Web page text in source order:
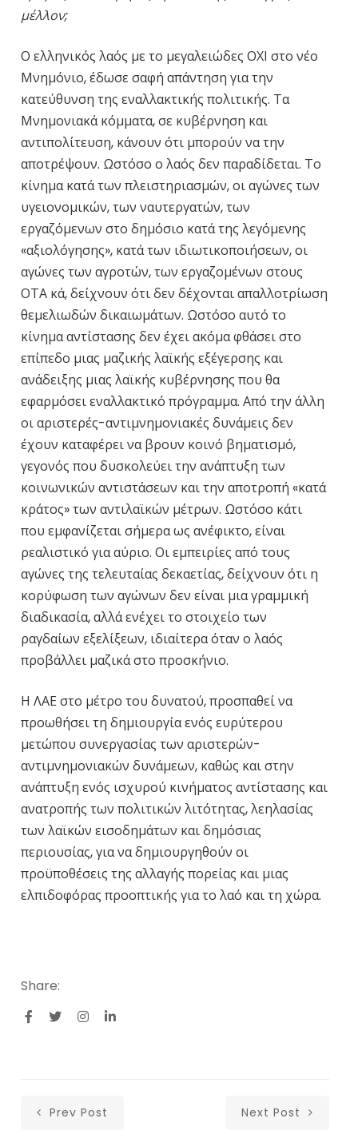
μέλλον;
Ο ελληνικός λαός με το μεγαλειώδες ΟΧΙ στο νέο
Μνημόνιο, έδωσε σαφή απάντηση για την
κατεύθυνση της εναλλακτικής πολιτικής. Τα
Μνημονιακά κόμματα, σε κυβέρνηση και
αντιπολίτευση, κάνουν ότι μπορούν να την
αποτρέψουν. Ωστόσο ο λαός δεν παραδίδεται. Το
κίνημα κατά των πλειστηριασμών, οι αγώνες των
υγειονομικών, των ναυτεργατών, των
εργαζόμενων στο δημόσιο κατά της λεγόμενης
«αξιολόγησης», κατά των ιδιωτικοποιήσεων, οι
αγώνες των αγροτών, των εργαζομένων στους
ΟΤΑ κά, δείχνουν ότι δεν δέχονται απαλλοτρίωση
θεμελιωδών δικαιωμάτων. Ωστόσο αυτό το
κίνημα αντίστασης δεν έχει ακόμα φθάσει στο
επίπεδο μιας μαζικής λαϊκής εξέγερσης και
ανάδειξης μιας λαϊκής κυβέρνησης που θα
εφαρμόσει εναλλακτικό πρόγραμμα. Από την άλλη
οι αριστερές-αντιμνημονιακές δυνάμεις δεν
έχουν καταφέρει να βρουν κοινό βηματισμό,
γεγονός που δυσκολεύει την ανάπτυξη των
κοινωνικών αντιστάσεων και την αποτροπή «κατά
κράτος» των αντιλαϊκών μέτρων. Ωστόσο κάτι
που εμφανίζεται σήμερα ως ανέφικτο, είναι
ρεαλιστικό για αύριο. Οι εμπειρίες από τους
αγώνες της τελευταίας δεκαετίας, δείχνουν ότι η
κορύφωση των αγώνων δεν είναι μια γραμμική
διαδικασία, αλλά ενέχει το στοιχείο των
ραγδαίων εξελίξεων, ιδιαίτερα όταν ο λαός
προβάλλει μαζικά στο προσκήνιο.
Η ΛΑΕ στο μέτρο του δυνατού, προσπαθεί να
προωθήσει τη δημιουργία ενός ευρύτερου
μετώπου συνεργασίας των αριστερών-
αντιμνημονιακών δυνάμεων, καθώς και στην
ανάπτυξη ενός ισχυρού κινήματος αντίστασης και
ανατροπής των πολιτικών λιτότητας, λεηλασίας
των λαϊκών εισοδημάτων και δημόσιας
περιουσίας, για να δημιουργηθούν οι
προϋποθέσεις της αλλαγής πορείας και μιας
ελπιδοφόρας προοπτικής για το λαό και τη χώρα.
Share:
Prev Post Next Post